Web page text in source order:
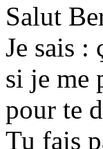
Salut
Je sais :
si je me
pour te
Tu fais